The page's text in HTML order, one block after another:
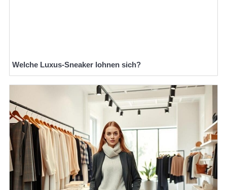
Welche Luxus-Sneaker lohnen sich?